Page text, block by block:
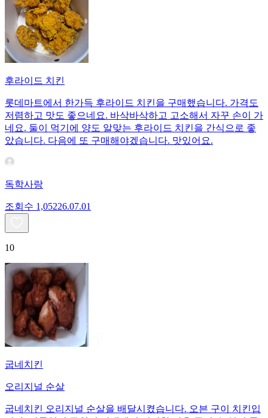
후라이드 치킨
롯데마트에서 한가득 후라이드 치킨을 구매했습니다. 가격도
저렴하고 맛도 좋으네요. 바삭바삭하고 고소해서 자꾸 손이 가
네요. 둘이 먹기에 양도 알맞는 후라이드 치킨을 간식으로 좋
았습니다. 다음에 또 구매해야겠습니다. 맛있어요.
독학사랑
조회수 1,05226.07.01
10
굽네치킨
오리지널 순살
굽네치킨 오리지널 순살을 배달시켰습니다. 오븐 구이 치킨입